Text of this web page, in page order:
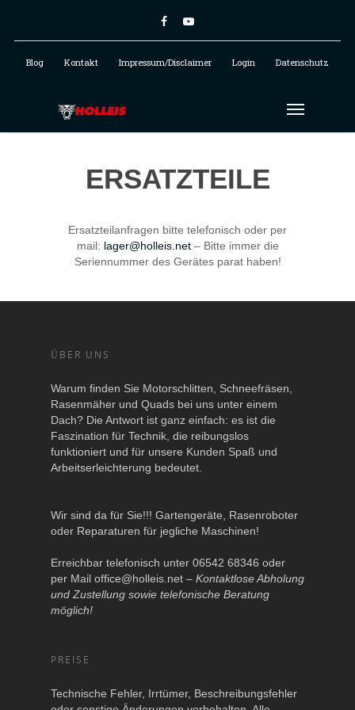
Blog Kontakt Impressum/Disclaimer Login Datenschutz
ERSATZTEILE
Ersatzteilanfragen bitte telefonisch oder per
mail: lager@holleis.net– Bitte immer die
Seriennummer des Gerätes parat haben!
ÜBER UNS
Warum finden Sie Motorschlitten, Schneefräsen,
Rasenmäher und Quads bei uns unter einem
Dach? Die Antwort ist ganz einfach: es ist die
Faszination für Technik, die reibungslos
funktioniert und für unsere Kunden Spaß und
Arbeitserleichterung bedeutet.
Wir sind da für Sie!!! Gartengeräte, Rasenroboter
oder Reparaturen für jegliche Maschinen!
Erreichbar telefonisch unter 06542 68346 oder
per Mail office@holleis.net – Kontaktlose Abholung
und Zustellung sowie telefonische Beratung
möglich!
PREISE
Technische Fehler, Irrtümer, Beschreibungsfehler